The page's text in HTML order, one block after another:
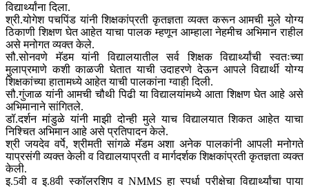
विद्यार्थ्यांना दिला.
श्री.योगेश पचपिंड यांनी शिक्षकांप्रती कृतज्ञता व्यक्त करून आमची मुले योग्य
ठिकाणी शिक्षण घेत आहेत याचा पालक म्हणून आम्हाला नेहमीच अभिमान राहील
असे मनोगत व्यक्त केले.
सौ.सोनवणे मॅडम यांनी विद्यालयातील सर्व शिक्षक विद्यार्थ्यांची स्वतःच्या
मुलाप्रमाणे कशी काळजी घेतात याची उदाहरणे देऊन आपले विद्यार्थी योग्य
शिक्षकांच्या हातामध्ये आहेत याची पालकांना ग्वाही दिली.
सौ.गुंजाळ यांनी आमची चौथी पिढी या विद्यालयांमध्ये आता शिक्षण घेत आहे असे
अभिमानाने सांगितले.
डॉ.दर्शन मांडुळे यांनी माझी दोन्ही मुले याच विद्यालयात शिकत आहेत याचा
निश्चित अभिमान आहे असे प्रतिपादन केले.
श्री जयदेव वर्पे, श्रीमती सांगळे मॅडम अशा अनेक पालकांनी आपली मनोगते
याप्रसंगी व्यक्त केली व विद्यालयाप्रती व मार्गदर्शक शिक्षकांप्रती कृतज्ञता व्यक्त
केली.
इ.5वी व इ.8वी स्कॉलरशिप व NMMS हा स्पर्धा परीक्षेचा विद्यार्थ्यांचा पाया